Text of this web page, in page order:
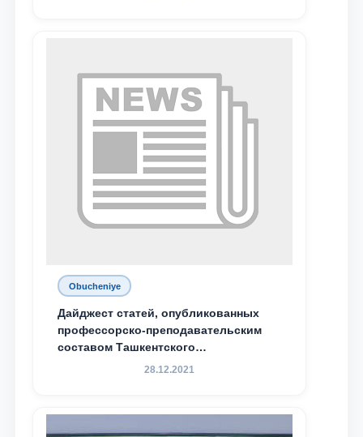
Obucheniye
Дайджест статей, опубликованных
профессорско-преподавательским
составом Ташкентского
государственного юридического
доведения до международного
сообщества результатов реформ и
28.12.2021